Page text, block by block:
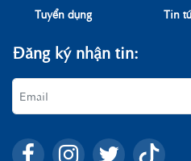
Tuyển dụng Tin
Đăng ký nhận tin: